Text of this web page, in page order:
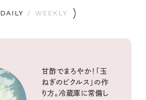
DAILY / WEEKLY
甘酢でまろやか！「玉
ねぎのピクルス」の作
り方。冷蔵庫に常備し